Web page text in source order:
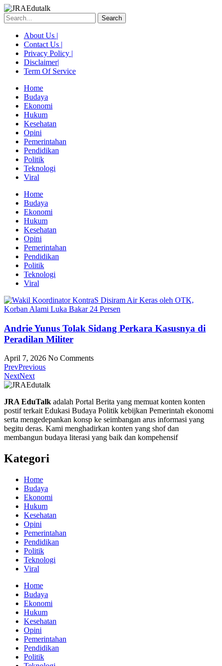
Skip
to
content
Search
About Us |
Contact Us |
Privacy Policy |
Disclaimer|
Term Of Service
Home
Budaya
Ekonomi
Hukum
Kesehatan
Opini
Pemerintahan
Pendidikan
Politik
Teknologi
Viral
Menu
Home
Budaya
Ekonomi
Hukum
Kesehatan
Opini
Pemerintahan
Pendidikan
Politik
Teknologi
Viral
Andrie Yunus Tolak Sidang Perkara Kasusnya di
Peradilan Militer
April 7, 2026 No Comments
PrevPrevious
NextNext
JRA EduTalk adalah Portal Berita yang memuat konten konten
postif terkait Edukasi Budaya Politik kebijkan Pemerintah ekonomi
serta mengedepankan konsp ke seimbangan arus informasi yang
begitu deras. Kami menghadirkan konten yang shof dan
membangun budaya literasi yang baik dan kompehensif
Kategori
Home
Budaya
Ekonomi
Hukum
Kesehatan
Opini
Pemerintahan
Pendidikan
Politik
Teknologi
Viral
Home
Budaya
Ekonomi
Hukum
Kesehatan
Opini
Pemerintahan
Pendidikan
Politik